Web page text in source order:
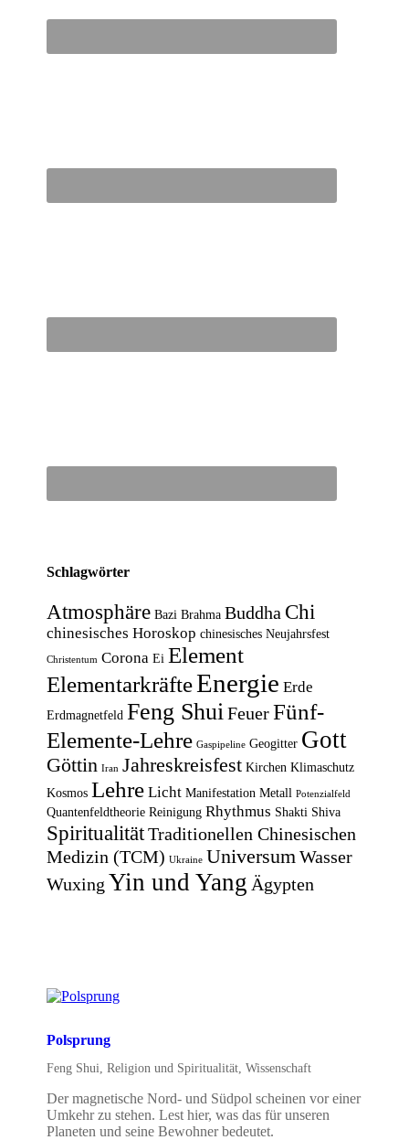
Schlagwörter
Atmosphäre Bazi Brahma Buddha Chi
chinesisches Horoskop chinesisches Neujahrsfest
Christentum Corona Ei Element
ElementarkräfteEnergie Erde
Erdmagnetfeld Feng Shui Feuer Fünf-
Elemente-Lehre Gaspipeline Geogitter Gott
Göttin Iran Jahreskreisfest Kirchen Klimaschutz
Kosmos Lehre Licht Manifestation Metall Potenzialfeld
Quantenfeldtheorie Reinigung Rhythmus Shakti Shiva
Spiritualität Traditionellen Chinesischen
Medizin (TCM) Ukraine Universum Wasser
Wuxing Yin und Yang Ägypten
Polsprung
Feng Shui ,Religion und Spiritualität ,Wissenschaft
Der magnetische Nord- und Südpol scheinen vor einer
Umkehr zu stehen. Lest hier, was das für unseren
Planeten und seine Bewohner bedeutet.